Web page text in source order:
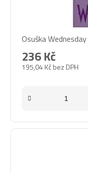
Osuška
195,04 Kč bez DPH
236 Kč